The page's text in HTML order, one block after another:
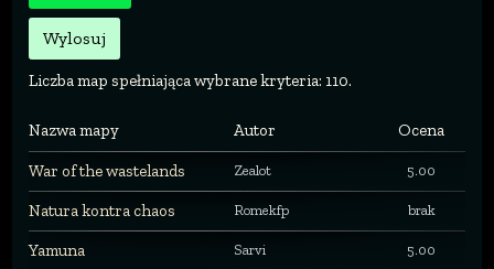
Wylosuj
Liczba map spełniająca wybrane kryteria: 110.
Nazwa mapy Autor Ocena
War of the wastelands Zealot 5.00
Natura kontra chaos Romekfp brak
Yamuna Sarvi 5.00